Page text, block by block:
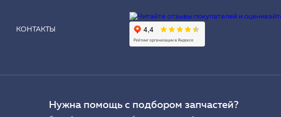
КОНТАКТЫ
Нужна помощь с подбором запчастей?